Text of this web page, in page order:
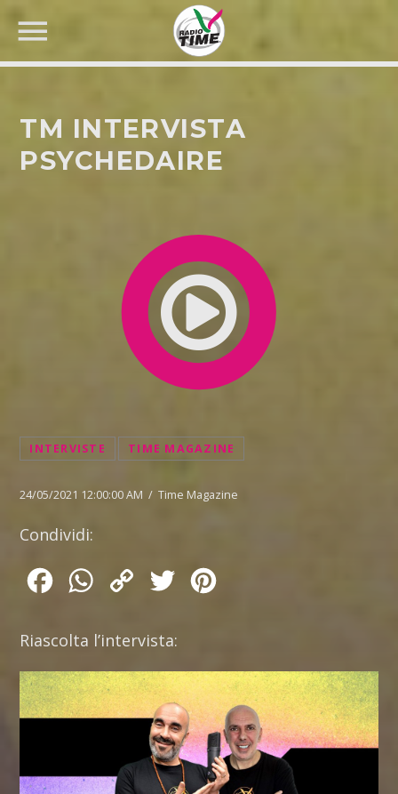
TM INTERVISTA
PSYCHEDAIRE
INTERVISTE TIME MAGAZINE
24/05/2021 12:00:00 AM / Time Magazine
Condividi:
FacebookWhatsApp
Copy
Twitter
Riascolta l’intervista: